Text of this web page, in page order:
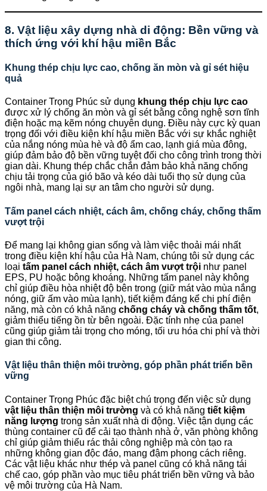
8. Vật liệu xây dựng nhà di động: Bền vững và
thích ứng với khí hậu miền Bắc
Khung thép chịu lực cao, chống ăn mòn và gỉ sét hiệu
quả
Container Trọng Phúc sử dụng khung thép chịu lực cao
được xử lý chống ăn mòn và gỉ sét bằng công nghệ sơn tĩnh
điện hoặc mạ kẽm nóng chuyên dụng. Điều này cực kỳ quan
trọng đối với điều kiện khí hậu miền Bắc với sự khắc nghiệt
của nắng nóng mùa hè và độ ẩm cao, lạnh giá mùa đông,
giúp đảm bảo độ bền vững tuyệt đối cho công trình trong thời
gian dài. Khung thép chắc chắn đảm bảo khả năng chống
chịu tải trọng của gió bão và kéo dài tuổi thọ sử dụng của
ngôi nhà, mang lại sự an tâm cho người sử dụng.
Tấm panel cách nhiệt, cách âm, chống cháy, chống thấm
vượt trội
Để mang lại không gian sống và làm việc thoải mái nhất
trong điều kiện khí hậu của Hà Nam, chúng tôi sử dụng các
loại tấm panel cách nhiệt, cách âm vượt trội như panel
EPS, PU hoặc bông khoáng. Những tấm panel này không
chỉ giúp điều hòa nhiệt độ bên trong (giữ mát vào mùa nắng
nóng, giữ ấm vào mùa lạnh), tiết kiệm đáng kể chi phí điện
năng, mà còn có khả năng chống cháy và chống thấm tốt,
giảm thiểu tiếng ồn từ bên ngoài. Đặc tính nhẹ của panel
cũng giúp giảm tải trọng cho móng, tối ưu hóa chi phí và thời
gian thi công.
Vật liệu thân thiện môi trường, góp phần phát triển bền
vững
Container Trọng Phúc đặc biệt chú trọng đến việc sử dụng
vật liệu thân thiện môi trường và có khả năng tiết kiệm
năng lượng trong sản xuất nhà di động. Việc tận dụng các
thùng container cũ để cải tạo thành nhà ở, văn phòng không
chỉ giúp giảm thiểu rác thải công nghiệp mà còn tạo ra
những không gian độc đáo, mang đậm phong cách riêng.
Các vật liệu khác như thép và panel cũng có khả năng tái
chế cao, góp phần vào mục tiêu phát triển bền vững và bảo
vệ môi trường của Hà Nam.